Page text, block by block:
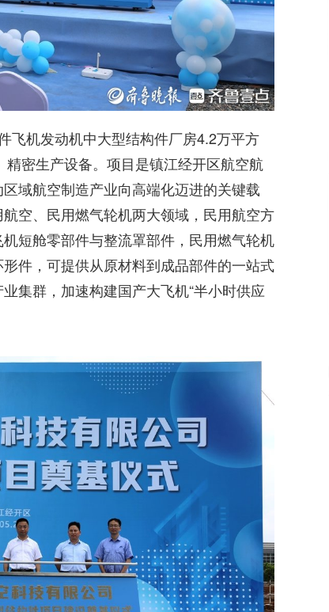
飞机发动机中大型结构件厂房4.2万平方
密生产设备。项目是镇江经开区航空航
域航空制造产业向高端化迈进的关键载
空、民用燃气轮机两大领域，民用航空方
短舱零部件与整流罩部件，民用燃气轮机
件，可提供从原材料到成品部件的一站式
集群，加速构建国产大飞机“半小时供应